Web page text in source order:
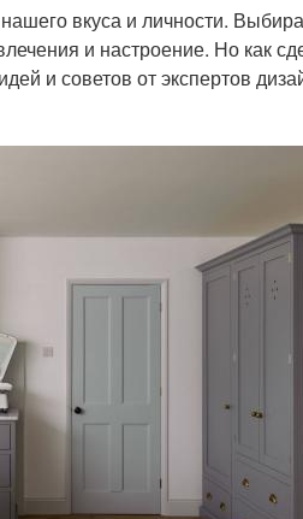
вкуса и личности.
и настроение. Но как
и советов от экспертов